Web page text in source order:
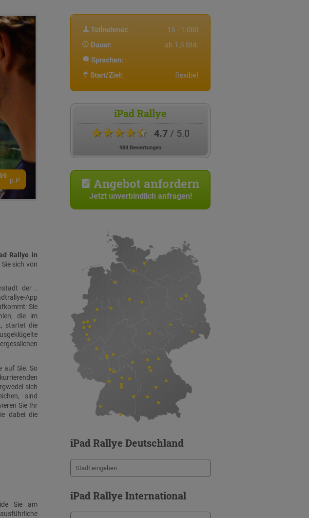
p.P.
Rallye in
sich von
der .
App
Sie
die im
startet die
auf Sie. So
sich
sind
Sie Ihr
dabei die
Sie am
Teilnehmer:
15 - 1.000
Dauer:
ab 1,5 Std.
Sprachen:
Start/Ziel:
flexibel
iPad Rallye
★★★★★ 4.7/ 5.0
984 Bewertungen
Angebot anfordern
Jetzt unverbindlich anfragen!
iPad Rallye Deutschland
iPad Rallye International